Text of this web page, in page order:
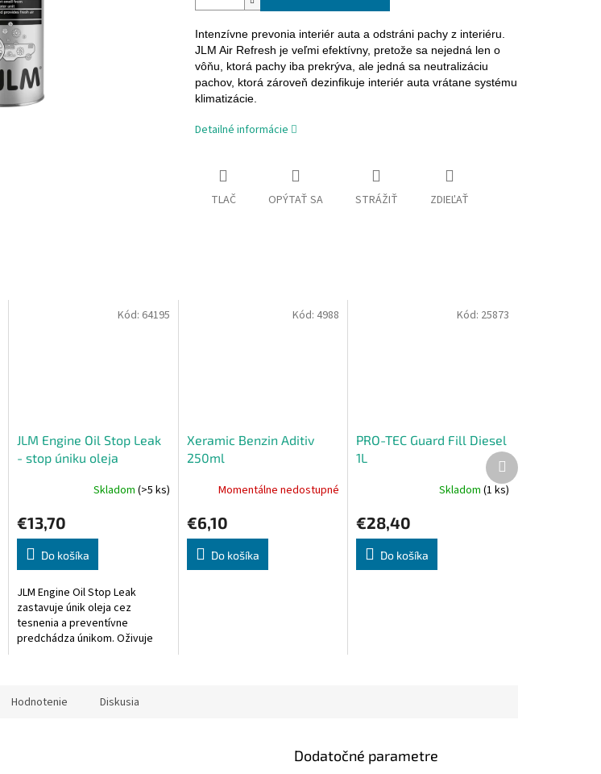
Intenzívne prevonia interiér auta a odstráni pachy z interiéru.
JLM Air Refresh je veľmi efektívny, pretože sa nejedná len o
vôňu, ktorá pachy iba prekrýva, ale jedná sa neutralizáciu
pachov, ktorá zároveň dezinfikuje interiér auta vrátane systému
klimatizácie.
Detailné informácie
TLAČ OPÝTAŤ SA STRÁŽIŤ ZDIEĽAŤ
JLM Engine Oil Stop Leak
- stop úniku oleja
Skladom (>5 ks)
€13,70
Do košíka
JLM Engine Oil Stop Leak
zastavuje únik oleja cez
tesnenia a preventívne
predchádza únikom. Oživuje
Kód: 64195
Xeramic Benzin Aditiv
250ml
Momentálne nedostupné
€6,10
Do košíka
Kód: 4988
PRO-TEC Guard Fill Diesel
1L
produktu
je
5,0
z
Skladom(1 ks)
€28,40
Do košíka
Kód: 25873
Ďalší
produkt
Hodnotenie Diskusia
Dodatočné parametre